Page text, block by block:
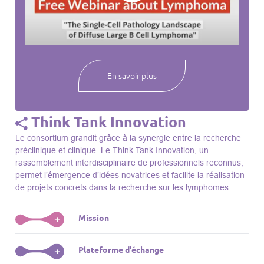
webinaires à venir, des séances précédentes et joignez-vous
notre compréhension des lymphomes et des maladies
En savoir plus
Think Tank Innovation
Le consortium grandit grâce à la synergie entre la recherche
préclinique et clinique. Le Think Tank Innovation, un
rassemblement interdisciplinaire de professionnels reconnus,
permet l’émergence d’idées novatrices et facilite la réalisation
de projets concrets dans la recherche sur les lymphomes.
+ Mission
Le Think Tank initie des projets, façonne des initiatives de
R&D, identifie des porteurs et promeut l’unité parmi les
+ Plateforme d'échange